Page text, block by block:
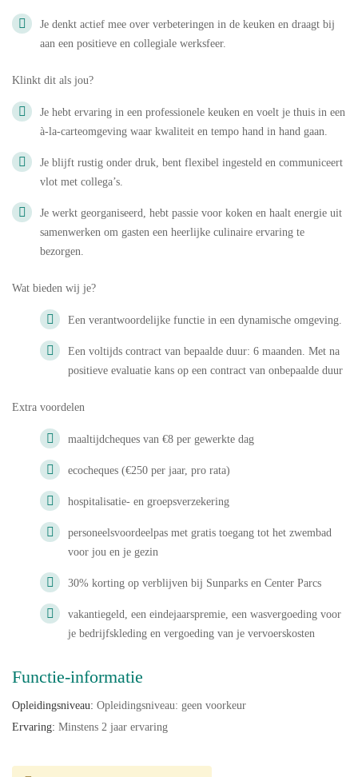
Je denkt actief mee over verbeteringen in de keuken en draagt bij
aan een positieve en collegiale werksfeer.
Klinkt dit als jou?
Je hebt ervaring in een professionele keuken en voelt je thuis in een
à-la-carteomgeving waar kwaliteit en tempo hand in hand gaan.
Je blijft rustig onder druk, bent flexibel ingesteld en communiceert
vlot met collega’s.
Je werkt georganiseerd, hebt passie voor koken en haalt energie uit
samenwerken om gasten een heerlijke culinaire ervaring te
bezorgen.
Wat bieden wij je?
Een verantwoordelijke functie in een dynamische omgeving.
Een voltijds contract van bepaalde duur: 6 maanden. Met na
positieve evaluatie kans op een contract van onbepaalde duur
Extra voordelen
maaltijdcheques van €8 per gewerkte dag
ecocheques (€250 per jaar, pro rata)
hospitalisatie- en groepsverzekering
personeelsvoordeelpas met gratis toegang tot het zwembad
voor jou en je gezin
30% korting op verblijven bij Sunparks en Center Parcs
vakantiegeld, een eindejaarspremie, een wasvergoeding voor
je bedrijfskleding en vergoeding van je vervoerskosten
Functie-informatie
Opleidingsniveau: Opleidingsniveau: geen voorkeur
Ervaring: Minstens 2 jaar ervaring